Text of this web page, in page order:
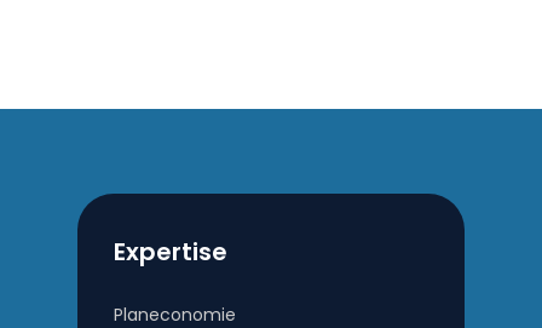
Expertise
Planeconomie